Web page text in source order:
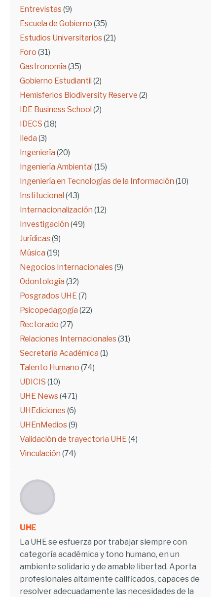
Entrevistas (9)
Escuela de Gobierno (35)
Estudios Universitarios (21)
Foro (31)
Gastronomía (35)
Gobierno Estudiantil (2)
Hemisferios Biodiversity Reserve (2)
IDE Business School (2)
IDECS (18)
Ileda (3)
Ingeniería (20)
Ingeniería Ambiental (15)
Ingeniería en Tecnologías de la Información (10)
Institucional (43)
Internacionalización (12)
Investigación (49)
Jurídicas (9)
Música (19)
Negocios Internacionales (9)
Odontología (32)
Posgrados UHE (7)
Psicopedagogía (22)
Rectorado (27)
Relaciones Internacionales (31)
Secretaría Académica (1)
Talento Humano (74)
UDICIS (10)
UHE News (471)
UHEdiciones (6)
UHEnMedios (9)
Validación de trayectoria UHE (4)
Vinculación (74)
UHE
La UHE se esfuerza por trabajar siempre con
categoría académica y tono humano, en un
ambiente solidario y de amable libertad. Aporta
profesionales altamente calificados, capaces de
resolver adecuadamente las necesidades de la